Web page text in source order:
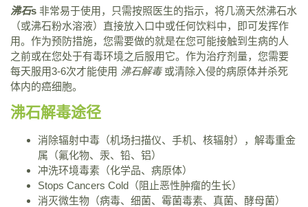
沸石s 非常易于使用，只需按照医生的指示，将几滴天然沸石水
（或沸石粉水溶液）直接放入口中或任何饮料中，即可发挥作
用。作为预防措施，您需要做的就是在您可能接触到生病的人
之前或在您处于有毒环境之后服用它。作为治疗剂量，您需要
每天服用3-6次才能使用 沸石解毒或清除入侵的病原体并杀死
体内的癌细胞。
沸石解毒途径
消除辐射中毒（机场扫描仪、手机、核辐射），解毒重金
属（氟化物、汞、铅、铝）
冲洗环境毒素（化学品、病原体）
Stops Cancers Cold（阻止恶性肿瘤的生长）
消灭微生物（病毒、细菌、霉菌毒素、真菌、酵母菌）